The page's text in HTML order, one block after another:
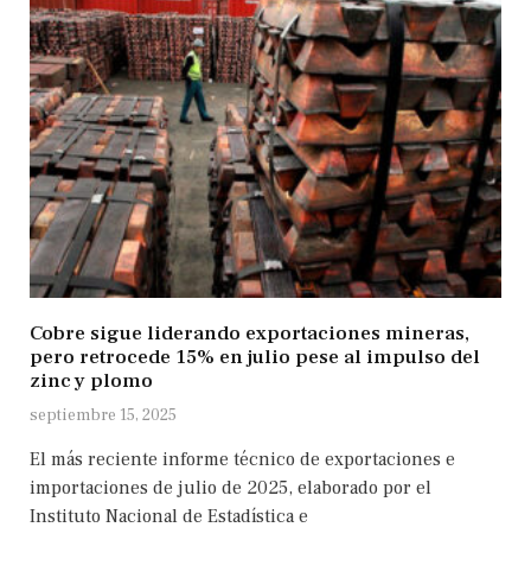
Cobre sigue liderando exportaciones mineras,
pero retrocede 15% en julio pese al impulso del
zinc y plomo
septiembre 15, 2025
El más reciente informe técnico de exportaciones e
importaciones de julio de 2025, elaborado por el
Instituto Nacional de Estadística e